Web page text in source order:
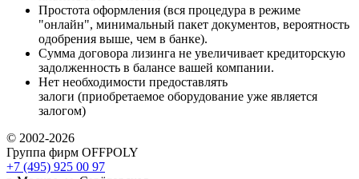
Простота оформления (вся процедура в режиме
"онлайн", минимальный пакет документов, вероятность
одобрения выше, чем в банке).
Сумма договора лизинга не увеличивает кредиторскую
задолженность в балансе вашей компании.
Нет необходимости предоставлять
залоги (приобретаемое оборудование уже является
залогом)
© 2002-2026
Группа фирм OFFPOLY
+7 (495) 925 00 97